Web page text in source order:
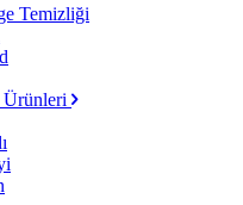
Temizliği
Ürünleri